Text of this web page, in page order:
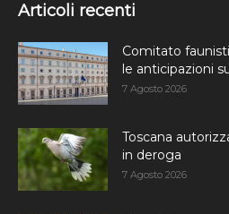
Articoli recenti
Comitato
le anticipazioni
7 Agosto 2026
Toscana
in deroga
7 Agosto 2026